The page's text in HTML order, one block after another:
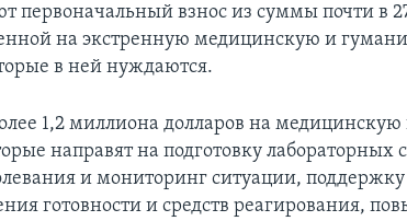
первоначальный взнос из суммы почти в
на экстренную медицинскую и
в ней нуждаются.
1,2 миллиона долларов на
направят на подготовку лабораторных
и мониторинг ситуации,
готовности и средств реагирования,